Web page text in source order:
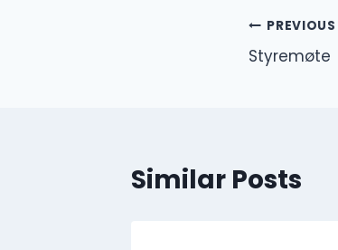
PREVIOUS
Styremøte
Similar Posts